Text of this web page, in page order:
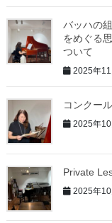
バッハの
をめぐる
ついて
2025年11
コンクー
2025年
Private
2025年10